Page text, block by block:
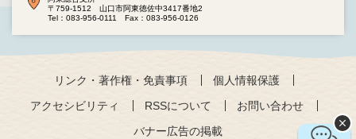
〒759-1512 山口市阿東徳佐中3417番地2
Tel：083-956-0111
Fax：083-956-0126
リンク・著作権・免責事項
個人情報保護
アクセシビリティ
RSSについて
お問い合わせ
バナー広告の掲載